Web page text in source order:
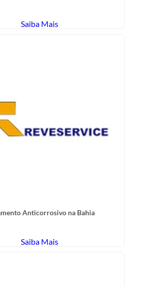
Saiba Mais
Anticorrosivo na Bahia
Saiba Mais